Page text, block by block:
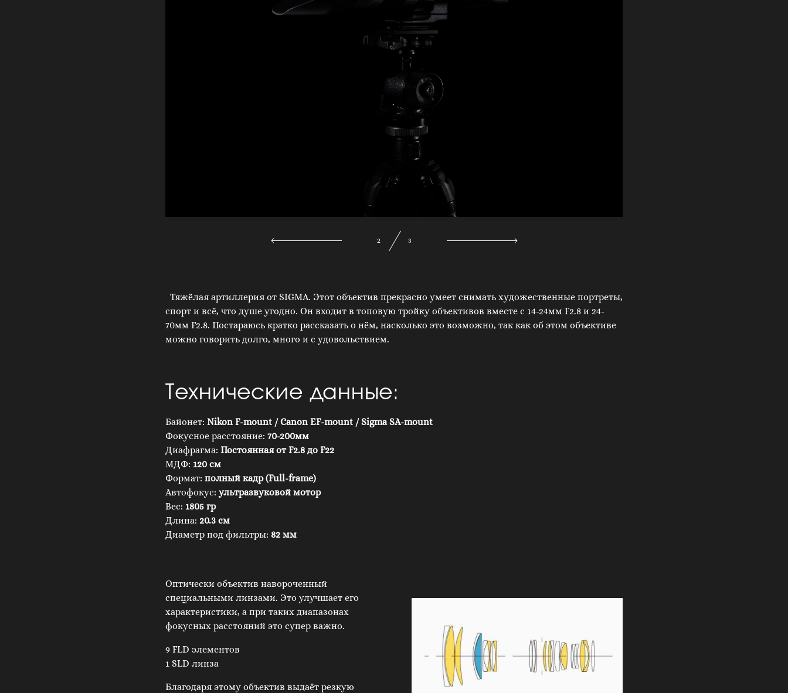
2 3
Тяжёлая артиллерия от SIGMA. Этот объектив прекрасно умеет снимать художественные портреты,
спорт и всё, что душе угодно. Он входит в топовую тройку объективов вместе с 14-24мм F2.8 и 24-
70мм F2.8. Постараюсь кратко рассказать о нём, насколько это возможно, так как об этом объективе
можно говорить долго, много и с удовольствием.
Технические данные:
Байонет: Nikon F-mount / Canon EF-mount / Sigma SA-mount
Фокусное расстояние: 70-200мм
Диафрагма: Постоянная от F2.8 до F22
МДФ: 120 см
Формат: полный кадр (Full-frame)
Автофокус: ультразвуковой мотор
Вес: 1805 гр
Длина: 20.3 см
Диаметр под фильтры: 82 мм
Оптически объектив навороченный
специальными линзами. Это улучшает его
характеристики, а при таких диапазонах
фокусных расстояний это супер важно.
9 FLD элементов
1 SLD линза
Благодаря этому объектив выдаёт резкую